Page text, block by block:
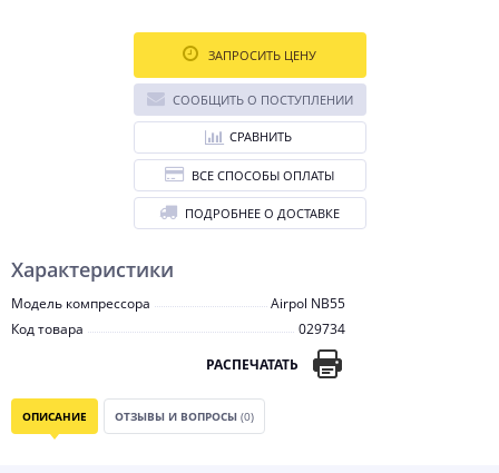
Характеристики
Модель компрессора
Airpol NB55
Код товара
029734
РАСПЕЧАТАТЬ
ЗАПРОСИТЬ ЦЕНУ
СООБЩИТЬ О ПОСТУПЛЕНИИ
СРАВНИТЬ
ВСЕ СПОСОБЫ ОПЛАТЫ
ПОДРОБНЕЕ О ДОСТАВКЕ
ОПИСАНИЕ ОТЗЫВЫ И ВОПРОСЫ (0)